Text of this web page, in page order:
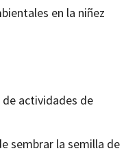
en la niñez
actividades de
sembrar la semilla de